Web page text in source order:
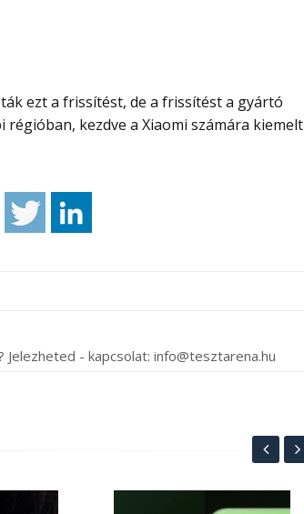
kezdve a Xiaomi számára kiemelt
Jelezheted - kapcsolat: info@tesztarena.hu